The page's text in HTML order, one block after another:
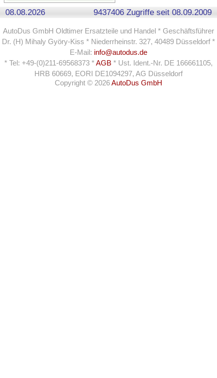
08.08.2026 9437406 Zugriffe seit 08.09.2009
AutoDus GmbH Oldtimer Ersatzteile und Handel * Geschäftsführer
Dr. (H) Mihaly Györy-Kiss * Niederrheinstr. 327, 40489 Düsseldorf *
E-Mail: info@autodus.de
* Tel: +49-(0)211-69568373 *AGB * Ust. Ident.-Nr. DE 166661105,
HRB 60669, EORI DE1094297, AG Düsseldorf
Copyright © 2026AutoDus GmbH